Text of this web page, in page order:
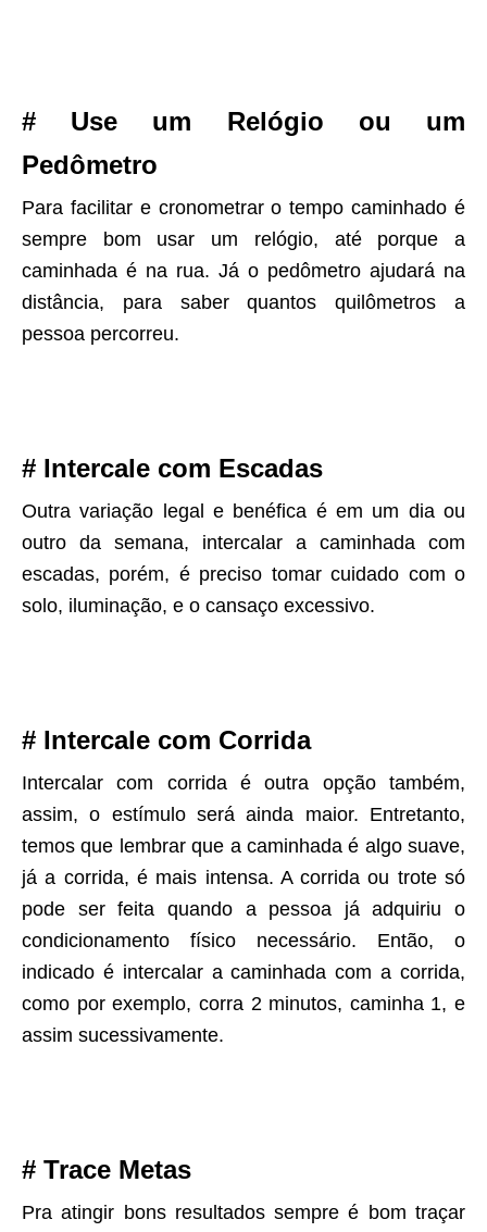
# Use um Relógio ou um
Pedômetro
Para facilitar e cronometrar o tempo caminhado é
sempre bom usar um relógio, até porque a
caminhada é na rua. Já o pedômetro ajudará na
distância, para saber quantos quilômetros a
pessoa percorreu.
# Intercale com Escadas
Outra variação legal e benéfica é em um dia ou
outro da semana, intercalar a caminhada com
escadas, porém, é preciso tomar cuidado com o
solo, iluminação, e o cansaço excessivo.
# Intercale com Corrida
Intercalar com corrida é outra opção também,
assim, o estímulo será ainda maior. Entretanto,
temos que lembrar que a caminhada é algo suave,
já a corrida, é mais intensa. A corrida ou trote só
pode ser feita quando a pessoa já adquiriu o
condicionamento físico necessário. Então, o
indicado é intercalar a caminhada com a corrida,
como por exemplo, corra 2 minutos, caminha 1, e
assim sucessivamente.
# Trace Metas
Pra atingir bons resultados sempre é bom traçar